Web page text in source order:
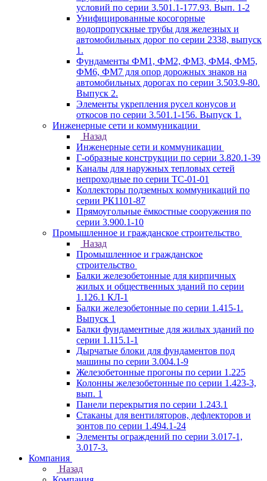
условий по серии 3.501.1-177.93. Вып. 1-2
Унифицированные косогорные
водопропускные трубы для железных и
автомобильных дорог по серии 2338, выпуск
1.
Фундаменты ФМ1, ФМ2, ФМ3, ФМ4, ФМ5,
ФМ6, ФМ7 для опор дорожных знаков на
автомобильных дорогах по серии 3.503.9-80.
Выпуск 2.
Элементы укрепления русел конусов и
откосов по серии 3.501.1-156. Выпуск 1.
Инженерные сети и коммуникации
Назад
Инженерные сети и коммуникации
Г-образные конструкции по серии 3.820.1-39
Каналы для наружных тепловых сетей
непроходные по серии ТС-01-01
Коллекторы подземных коммуникаций по
серии РК1101-87
Прямоугольные ёмкостные сооружения по
серии 3.900.1-10
Промышленное и гражданское строительство
Назад
Промышленное и гражданское
строительство
Балки железобетонные для кирпичных
жилых и общественных зданий по серии
1.126.1 КЛ-1
Балки железобетонные по серии 1.415-1.
Выпуск 1
Балки фундаментные для жилых зданий по
серии 1.115.1-1
Дырчатые блоки для фундаментов под
машины по серии 3.004.1-9
Железобетонные прогоны по серии 1.225
Колонны железобетонные по серии 1.423-3,
вып. 1
Панели перекрытия по серии 1.243.1
Стаканы для вентиляторов, дефлекторов и
зонтов по серии 1.494.1-24
Элементы ограждений по серии 3.017-1,
3.017-3.
Компания
Назад